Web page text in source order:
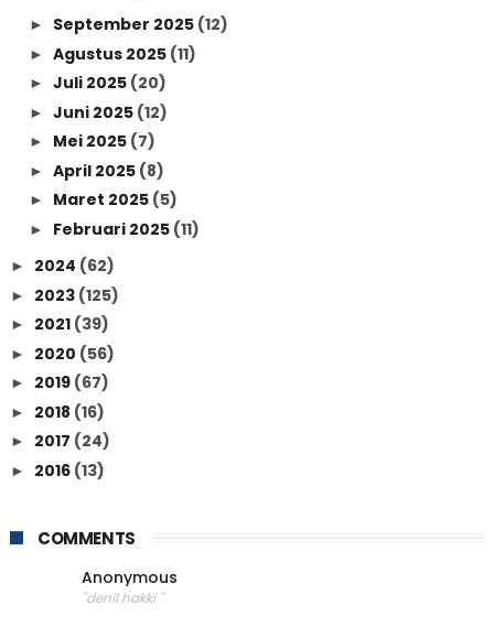
► September 2025 (12)
► Agustus 2025 (11)
► Juli 2025 (20)
► Juni 2025 (12)
► Mei 2025 (7)
► April 2025 (8)
► Maret 2025 (5)
► Februari 2025 (11)
► 2024 (62)
► 2023 (125)
► 2021 (39)
► 2020 (56)
► 2019 (67)
► 2018 (16)
► 2017 (24)
► 2016 (13)
COMMENTS
Anonymous
"denil hakki "